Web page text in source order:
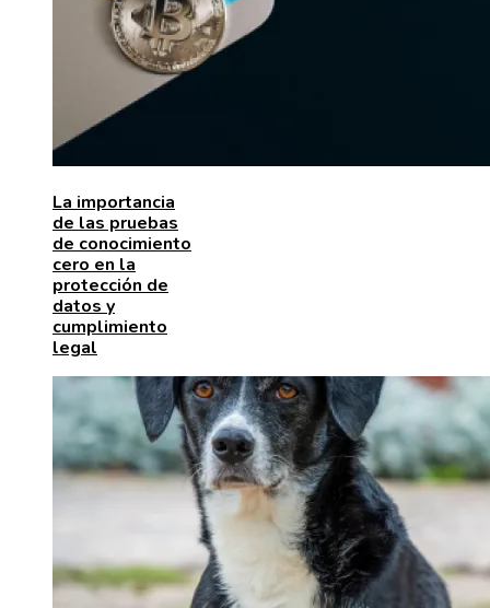
La importancia
de las pruebas
de conocimiento
cero en la
protección de
datos y
cumplimiento
legal